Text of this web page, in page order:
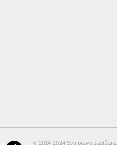
© 2014-2024 Sva prava zadržana.